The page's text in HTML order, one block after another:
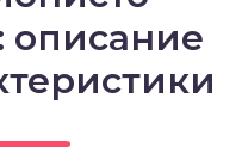
описание